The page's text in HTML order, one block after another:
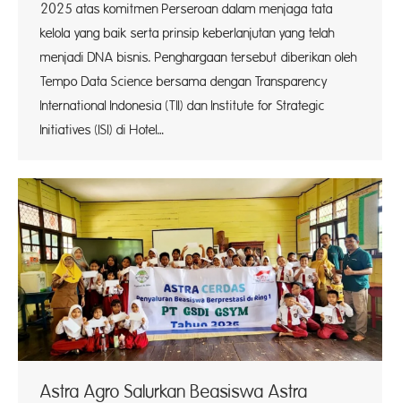
2025 atas komitmen Perseroan dalam menjaga tata
kelola yang baik serta prinsip keberlanjutan yang telah
menjadi DNA bisnis. Penghargaan tersebut diberikan oleh
Tempo Data Science bersama dengan Transparency
International Indonesia (TII) dan Institute for Strategic
Initiatives (ISI) di Hotel…
Astra Agro Salurkan Beasiswa Astra